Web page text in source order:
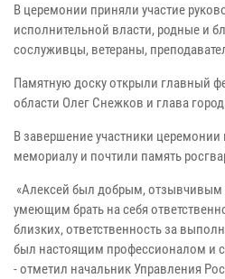
В церемонии приняли участие
исполнительной власти, родные и
сослуживцы, ветераны,
Памятную доску открыли главный
области Олег Снежков и глава
В завершение участники
мемориалу и почтили память
«Алексей был добрым,
умеющим брать на себя
близких, ответственность за
был настоящим профессионалом и
- отметил начальник Управления